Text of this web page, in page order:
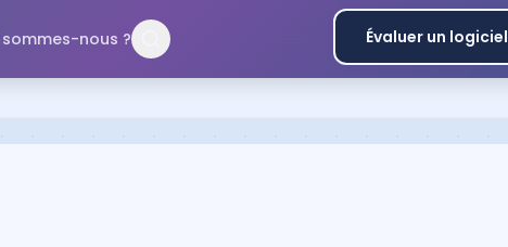
sommes-nous ? Évaluer un logiciel